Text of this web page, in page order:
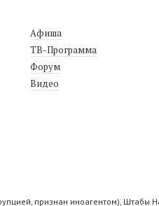
Афиша
ТВ-Программа
Форум
Видео
признан иноагентом), Штабы